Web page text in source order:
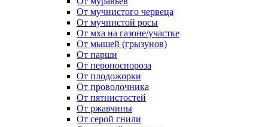
От мучнистого червеца
От мучнистой росы
От мха на газоне/участке
От мышей (грызунов)
От парши
От пероноспороза
От плодожорки
От проволочника
От пятнистостей
От ржавчины
От серой гнили